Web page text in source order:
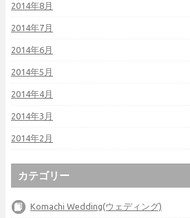
2014年8月
2014年7月
2014年6月
2014年5月
2014年4月
2014年3月
2014年2月
カテゴリー
Komachi Wedding(ウェディング)